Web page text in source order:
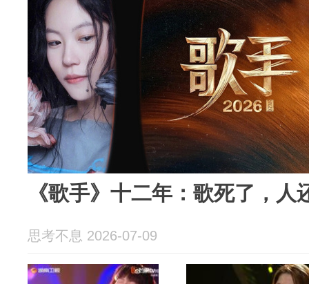
《歌手》十二年：歌死了，人
思考不息 2026-07-09